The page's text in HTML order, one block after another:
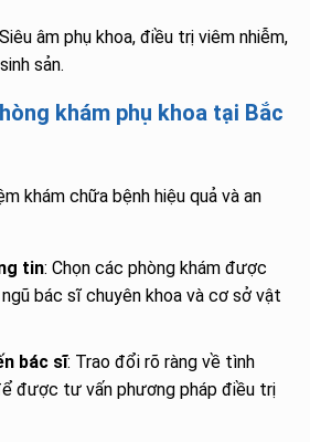
âm phụ khoa, điều trị viêm nhiễm,
sản.
khám phụ khoa tại Bắc
khám chữa bệnh hiệu quả và an
tin: Chọn các phòng khám được
bác sĩ chuyên khoa và cơ sở vật
bác sĩ: Trao đổi rõ ràng về tình
được tư vấn phương pháp điều trị